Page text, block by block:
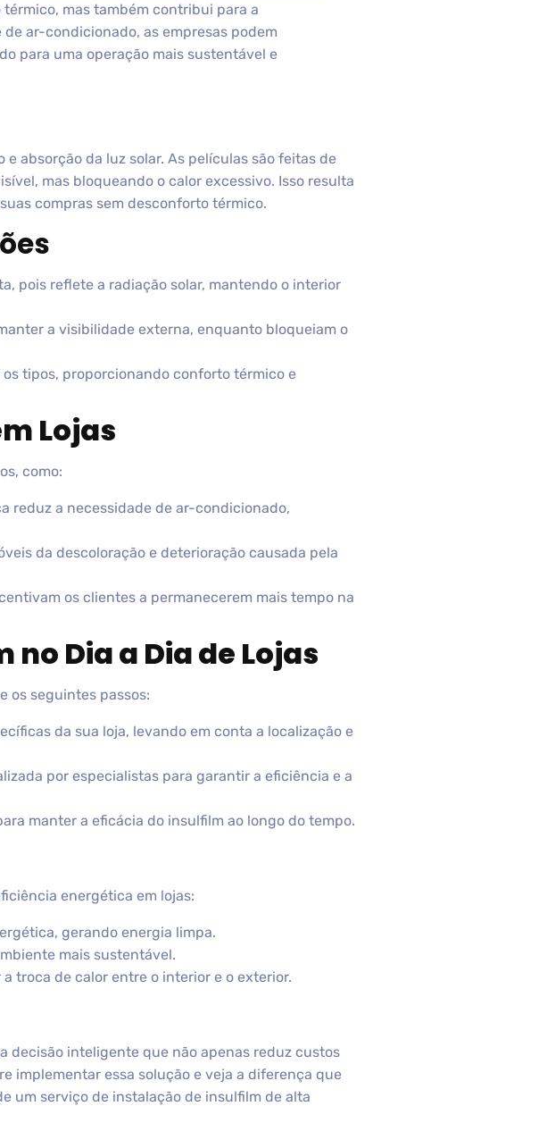
mas também contribui para a
ar-condicionado, as empresas podem
para uma operação mais sustentável e
absorção da luz solar. As películas são feitas de
mas bloqueando o calor excessivo. Isso resulta
compras sem desconforto térmico.
pois reflete a radiação solar, mantendo o interior
a visibilidade externa, enquanto bloqueiam o
tipos, proporcionando conforto térmico e
Lojas
como:
reduz a necessidade de ar-condicionado,
da descoloração e deterioração causada pela
os clientes a permanecerem mais tempo na
Dia a Dia de Lojas
os seguintes passos:
da sua loja, levando em conta a localização e
por especialistas para garantir a eficiência e a
manter a eficácia do insulfilm ao longo do tempo.
energética em lojas:
gerando energia limpa.
mais sustentável.
troca de calor entre o interior e o exterior.
decisão inteligente que não apenas reduz custos
implementar essa solução e veja a diferença que
um serviço de instalação de insulfilm de alta